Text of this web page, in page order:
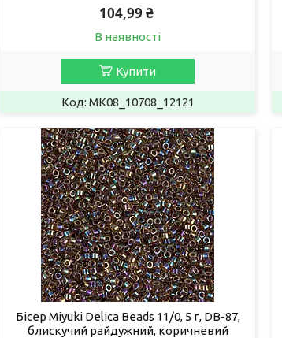
104,99 ₴
В наявності
Купити
MK08_10708_12121
Бісер Miyuki Delica Beads 11/0, 5 г, DB-87,
блискучий райдужний, коричневий